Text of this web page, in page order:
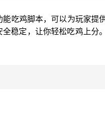
吃鸡脚本，可以为玩家提
稳定，让你轻松吃鸡上分